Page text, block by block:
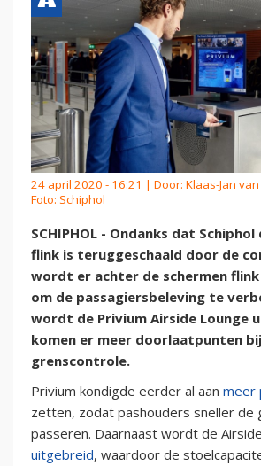
24 april 2020 - 16:21 | Door: Klaas-Jan
Foto: Schiphol
SCHIPHOL - Ondanks dat
flink is teruggeschaald door de
wordt er achter de schermen
om de passagiersbeleving te
wordt de Privium Airside Lounge
komen er meer doorlaatpunten
grenscontrole.
Privium kondigde eerder al aan meer
zetten, zodat pashouders sneller de
passeren. Daarnaast wordt de
uitgebreid, waardoor de